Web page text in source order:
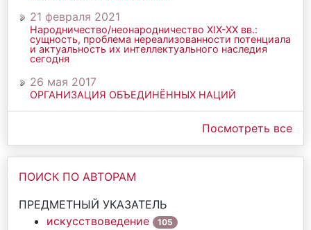
21 февраля 2021
Народничество/неонародничество ХIХ-ХХ вв.:
сущность, проблема нереализованности потенциала
и актуальность их интеллектуального наследия
сегодня
26 мая 2017
ОРГАНИЗАЦИЯ ОБЪЕДИНЁННЫХ НАЦИЙ
Посмотреть все
ПОИСК ПО АВТОРАМ
ПРЕДМЕТНЫЙ УКАЗАТЕЛЬ
искусствоведение
105